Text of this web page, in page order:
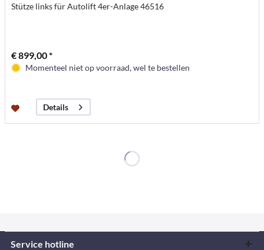
Stütze links für Autolift 4er-Anlage 46516
€ 899,00 *
Momenteel niet op voorraad, wel te bestellen
Details
Service hotline